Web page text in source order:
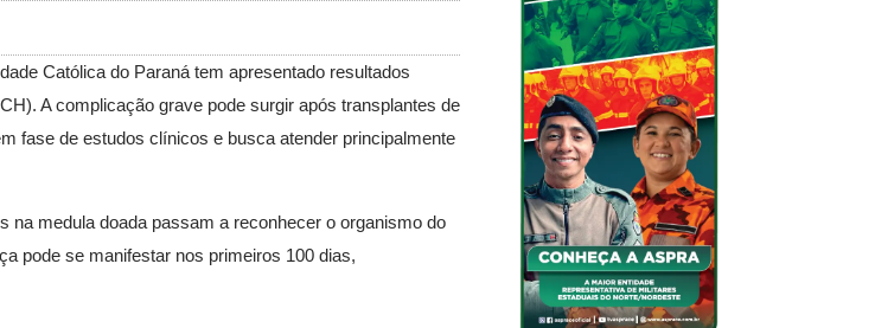
Católica do Paraná tem apresentado resultados
A complicação grave pode surgir após transplantes de
fase de estudos clínicos e busca atender principalmente
na medula doada passam a reconhecer o organismo do
pode se manifestar nos primeiros 100 dias,